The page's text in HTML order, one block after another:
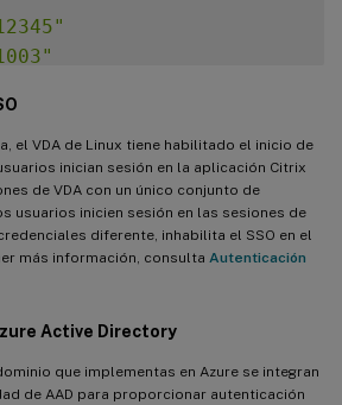
bin/sh"
$1
el VDA de Linux tiene habilitado el inicio de
inician sesión en la aplicación Citrix
de VDA con un único conjunto de
usuarios inicien sesión en las sesiones de
diferente, inhabilita el SSO en el
más información, consulta Autenticación
Active Directory
que implementas en Azure se integran
de AAD para proporcionar autenticación